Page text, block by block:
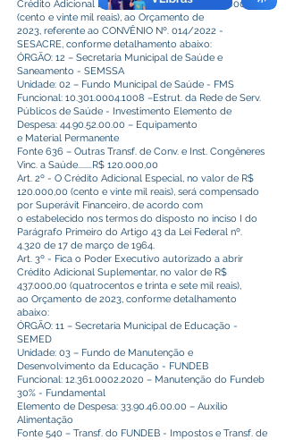
Crédito Adicional Especial, no valor de R$ 120.000,00
(cento e vinte mil reais), ao Orçamento de
2023, referente ao CONVÊNIO Nº. 014/2022 -
SESACRE, conforme detalhamento abaixo:
ÓRGÃO: 12 – Secretaria Municipal de Saúde e
Saneamento - SEMSSA
Unidade: 02 – Fundo Municipal de Saúde - FMS
Funcional: 10.301.0004.1008 –Estrut. da Rede de Serv.
Públicos de Saúde - Investimento Elemento de
Despesa: 44.90.52.00.00 – Equipamento
e Material Permanente
Fonte 636 – Outras Transf. de Conv. e Inst. Congêneres
Vinc. a Saúde........R$ 120.000,00
Art. 2º - O Crédito Adicional Especial, no valor de R$
120.000,00 (cento e vinte mil reais), será compensado
por Superávit Financeiro, de acordo com
o estabelecido nos termos do disposto no inciso I do
Parágrafo Primeiro do Artigo 43 da Lei Federal nº.
4.320 de 17 de março de 1964.
Art. 3º - Fica o Poder Executivo autorizado a abrir
Crédito Adicional Suplementar, no valor de R$
437.000,00 (quatrocentos e trinta e sete mil reais),
ao Orçamento de 2023, conforme detalhamento
abaixo:
ÓRGÃO: 11 – Secretaria Municipal de Educação -
SEMED
Unidade: 03 – Fundo de Manutenção e
Desenvolvimento da Educação - FUNDEB
Funcional: 12.361.0002.2020 – Manutenção do Fundeb
30% - Fundamental
Elemento de Despesa: 33.90.46.00.00 – Auxílio
Alimentação
Fonte 540 – Transf. do FUNDEB - Impostos e Transf. de